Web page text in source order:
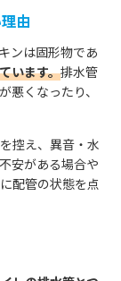
由
ンは固形物であ
います。排水管
悪くなったり、
控え、異音・水
安がある場合や
配管の状態を点